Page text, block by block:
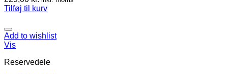
Tilføj til kurv
Add to wishlist
Vis
Reservedele